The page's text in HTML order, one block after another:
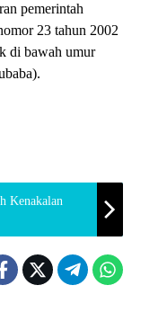
pemerintah
23 tahun 2002
di bawah umur
Kenakalan